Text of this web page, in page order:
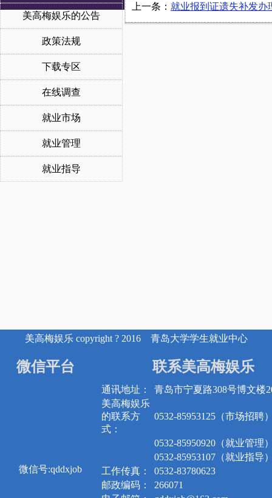
美高梅娱乐的公告
政策法规
下载专区
在线调查
就业市场
就业管理
就业指导
上一条： 就业报到证遗失补发办
美高梅娱乐 copyright ? 2016 青岛大学学生就业中心
微信平台
微信号:qddxjob
联系美高梅娱乐
通讯地址：
青岛市宁夏路308号博文楼
美高梅娱乐
的联系方
式：
0532-85953125（市场招聘
0532-85950920（就业管理
0532-85953107（就业指导
工作传真：
0532-83780623
邮政编码：
266071